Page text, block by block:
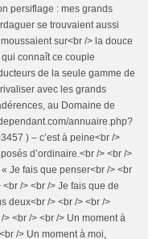
persiflage : mes grands
se trouvaient aussi
sur<br /> la douce
connaît ce couple
de la seule gamme de
avec les grands
au Domaine de
annuaire.php?
) – c’est à peine<br />
d’ordinaire.<br /> <br />
Je fais que penser<br /> <br
/> <br /> Je fais que de
deux<br /> <br /> <br />
> <br /> <br /> Un moment à
/> Un moment à moi,